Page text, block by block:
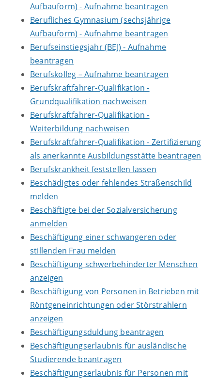
Aufbauform) - Aufnahme beantragen
Berufliches Gymnasium (sechsjährige
Aufbauform) - Aufnahme beantragen
Berufseinstiegsjahr (BEJ) - Aufnahme
beantragen
Berufskolleg – Aufnahme beantragen
Berufskraftfahrer-Qualifikation -
Grundqualifikation nachweisen
Berufskraftfahrer-Qualifikation -
Weiterbildung nachweisen
Berufskraftfahrer-Qualifikation - Zertifizierung
als anerkannte Ausbildungsstätte beantragen
Berufskrankheit feststellen lassen
Beschädigtes oder fehlendes Straßenschild
melden
Beschäftigte bei der Sozialversicherung
anmelden
Beschäftigung einer schwangeren oder
stillenden Frau melden
Beschäftigung schwerbehinderter Menschen
anzeigen
Beschäftigung von Personen in Betrieben mit
Röntgeneinrichtungen oder Störstrahlern
anzeigen
Beschäftigungsduldung beantragen
Beschäftigungserlaubnis für ausländische
Studierende beantragen
Beschäftigungserlaubnis für Personen mit